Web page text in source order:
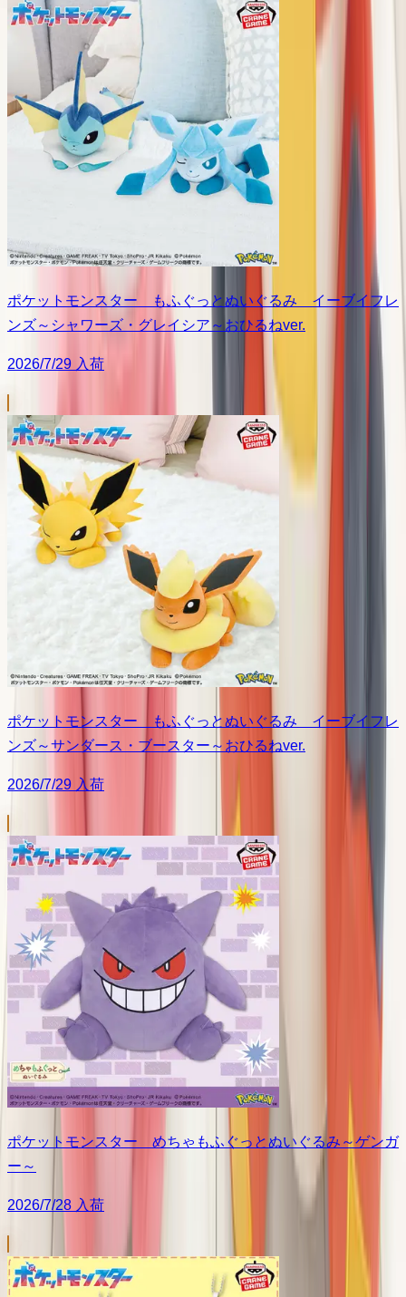
ポケットモンスター もふぐっとぬいぐるみ イーブイフレ
ンズ～シャワーズ・グレイシア～おひるねver.
2026/7/29 入荷
ポケットモンスター もふぐっとぬいぐるみ イーブイフレ
ンズ～サンダース・ブースター～おひるねver.
2026/7/29 入荷
ポケットモンスター めちゃもふぐっとぬいぐるみ～ゲンガ
ー～
2026/7/28 入荷